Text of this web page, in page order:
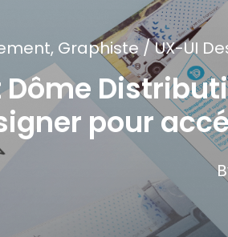
, Graphiste / UX-UI
pour